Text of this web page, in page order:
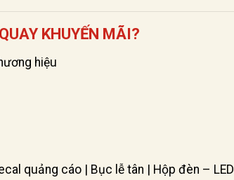
KHUYẾN MÃI?
hiệu
quảng cáo | Bục lễ tân | Hộp đèn – LED